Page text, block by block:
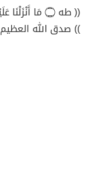
)) صدق الله العظيم